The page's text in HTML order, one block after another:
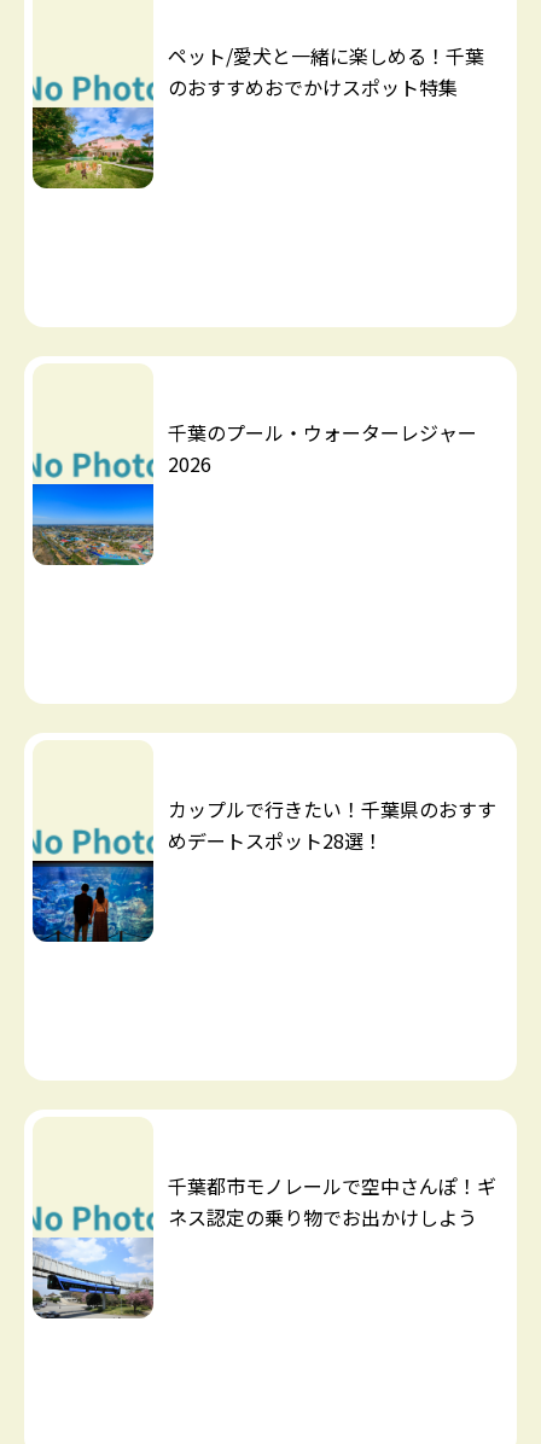
ペット/愛犬と一緒に楽しめる！千葉
のおすすめおでかけスポット特集
千葉のプール・ウォーターレジャー
2026
カップルで行きたい！千葉県のおすす
めデートスポット28選！
千葉都市モノレールで空中さんぽ！ギ
ネス認定の乗り物でお出かけしよう